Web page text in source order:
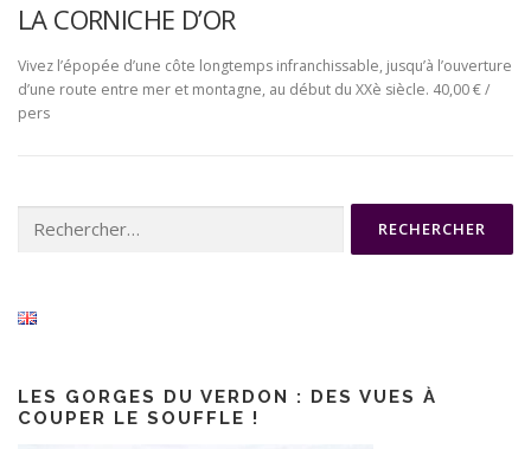
LA CORNICHE D’OR
Vivez l’épopée d’une côte longtemps infranchissable, jusqu’à l’ouverture
d’une route entre mer et montagne, au début du XXè siècle. 40,00 € /
pers
LES GORGES DU VERDON : DES VUES À
COUPER LE SOUFFLE !